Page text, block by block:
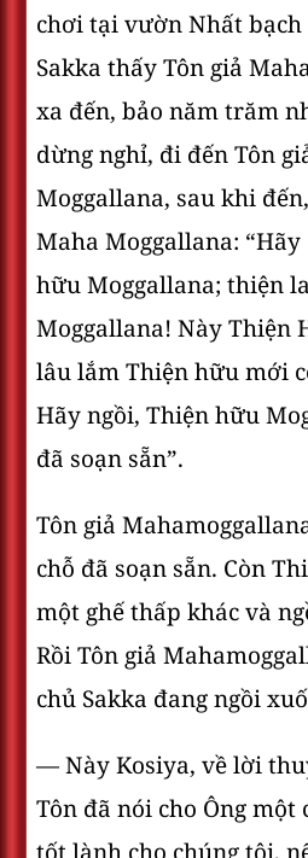
chơi tại vườn Nhất
Sakka thấy Tôn giả
xa đến, bảo năm trăm
dừng nghỉ, đi đến Tôn
Moggallana, sau khi
Maha Moggallana:
hữu Moggallana; thiện
Moggallana! Này Thiện
lâu lắm Thiện hữu mới
Hãy ngồi, Thiện hữu
đã soạn sẵn”.
Tôn giả
chỗ đã soạn sẵn. Còn
một ghế thấp khác và
Rồi Tôn giả
chủ Sakka đang ngồi
— Này Kosiya, về lời
Tôn đã nói cho Ông